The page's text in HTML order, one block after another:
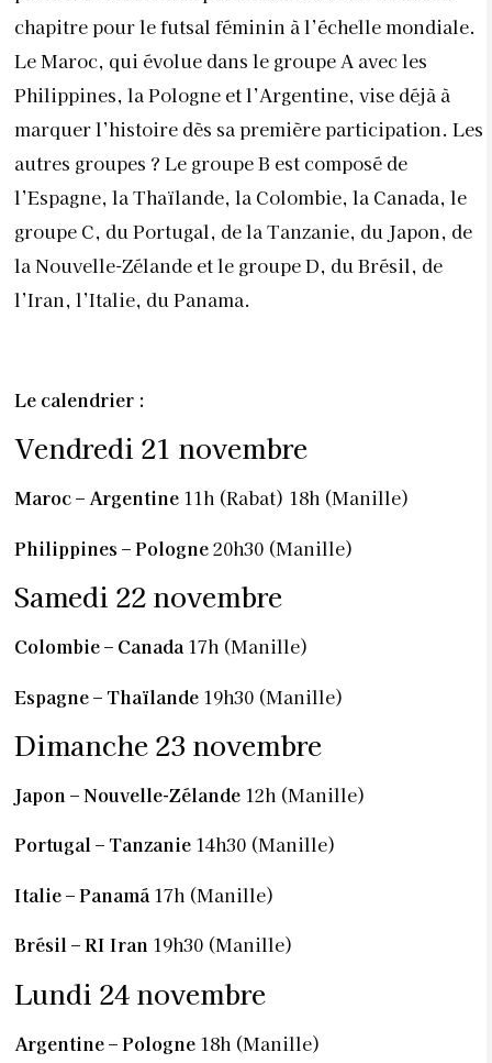
chapitre pour le futsal féminin à l’échelle mondiale.
Le Maroc, qui évolue dans le groupe A avec les
Philippines, la Pologne et l’Argentine, vise déjà à
marquer l’histoire dès sa première participation. Les
autres groupes ? Le groupe B est composé de
l’Espagne, la Thaïlande, la Colombie, la Canada, le
groupe C, du Portugal, de la Tanzanie, du Japon, de
la Nouvelle-Zélande et le groupe D, du Brésil, de
l’Iran, l’Italie, du Panama.
Le calendrier :
Vendredi 21 novembre
Maroc – Argentine 11h (Rabat) 18h (Manille)
Philippines – Pologne20h30 (Manille)
Samedi 22 novembre
Colombie – Canada17h (Manille)
Espagne – Thaïlande 19h30 (Manille)
Dimanche 23 novembre
Japon – Nouvelle-Zélande 12h (Manille)
Portugal – Tanzanie 14h30 (Manille)
Italie – Panamá 17h (Manille)
Brésil – RI Iran 19h30 (Manille)
Lundi 24 novembre
Argentine – Pologne 18h (Manille)